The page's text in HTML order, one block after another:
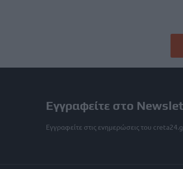
Εγγραφείτε στο
Εγγραφείτε στις ενημερώσεις του